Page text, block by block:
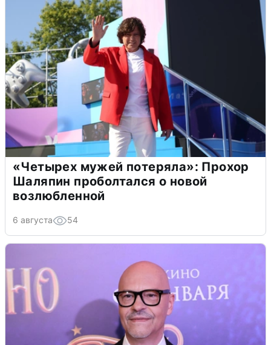
«Четырех мужей потеряла»: Прохор
Шаляпин проболтался о новой
возлюбленной
6 августа 54